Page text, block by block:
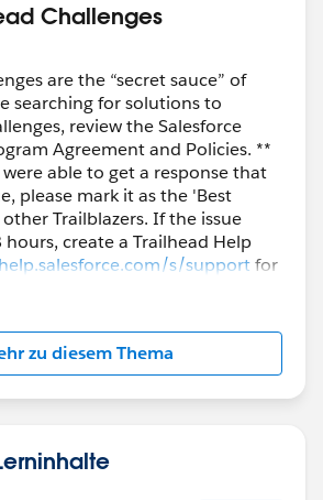
Challenges
are the “secret sauce” of
searching for solutions to
review the Salesforce
Agreement and Policies. **
were able to get a response that
please mark it as the 'Best
Trailblazers. If the issue
hours, create a Trailhead Help
s/supportfor
zu diesem Thema